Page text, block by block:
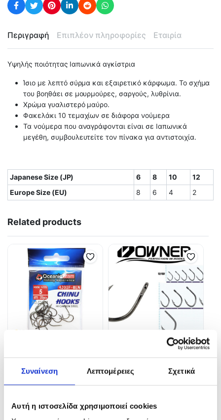
Συναίνεση Λεπτομέρειες Σχετικά
Αυτή η ιστοσελίδα χρησιμοποιεί cookies
Περιγραφή Επιπλέον πληροφορίες Εταιρία
Υψηλής ποιότητας Ιαπωνικά αγκίστρια
Ίσιο με λεπτό σύρμα και εξαιρετικό κάρφωμα. Το σχήμα
του βοηθάει σε μουρμούρες, σαργούς, λυθρίνια.
Χρώμα γυαλιστερό μαύρο.
Φακελάκι 10 τεμαχίων σε διάφορα νούμερα
Τα νούμερα που αναγράφονται είναι σε Ιαπωνικά
μεγέθη, συμβουλευτείτε τον πίνακα για αντιστοιχία.
Japanese Size (JP) 6 8 10
12
Europe Size (EU)
8 6 4 2
Related products
(20pcs)
2,20€
In Stock
7,00€